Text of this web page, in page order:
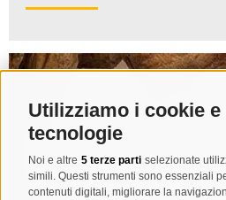
Utilizziamo i cookie e
tecnologie
Noi e altre 5 terze parti selezionate
simili. Questi strumenti sono essenziali
contenuti digitali, migliorare la